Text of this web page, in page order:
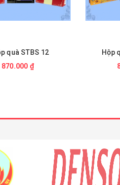
quà STBS 25-10
850.000 ₫